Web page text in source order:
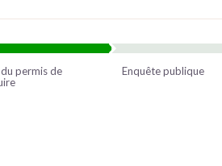
permis de
Enquête publique